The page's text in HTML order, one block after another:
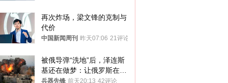
再次炸场，梁文锋的克制与
代价
中国新闻周刊 昨天07:06 21评论
被俄导弹“洗地”后，泽连斯
基还在做梦：让俄罗斯在冬
季前求和？
兵器先锋 前天20:13 42评论